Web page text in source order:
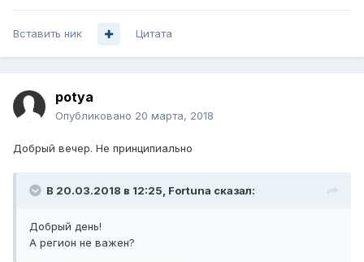
Вставить ник Цитата
potya
Опубликовано 20 марта, 2018
Добрый вечер. Не принципиально
В 20.03.2018 в 12:25, Fortuna сказал:
Добрый день!
А регион не важен?